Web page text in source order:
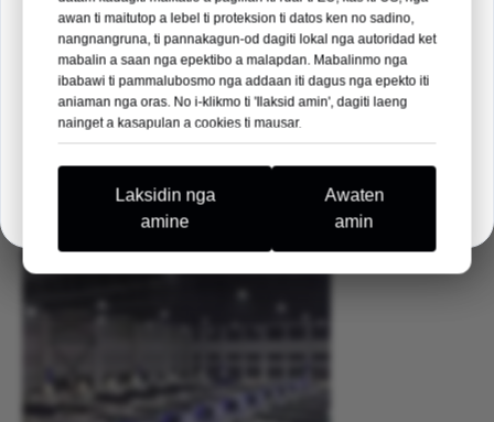
Komprehensibo a Panangsubok
Dagiti CE/ISO-certified implants ket agpasar iti
nainget a mekanikal, pannakabannog, ken klinikal a
panagsubok tapno masigurado ti premium a kalidad
Kitaen ti Ad-adu pay
09
ALDAW
19
DAGITI ORAS
55
MIN
02
SEK
Segseggaanmi ti pannakakitami sadiay!
Nagatangen
awan ti maitutop a lebel ti proteksion ti datos ken no sadino,
nangnangruna, ti pannakagun-od dagiti lokal nga autoridad ket
mabalin a saan nga epektibo a malapdan. Mabalinmo nga
ibabawi ti pammalubosmo nga addaan iti dagus nga epekto iti
aniaman nga oras. No i-klikmo ti 'Ilaksid amin', dagiti laeng
nainget a kasapulan a cookies ti mausar.
Laksidin nga
amine
Awaten
amin